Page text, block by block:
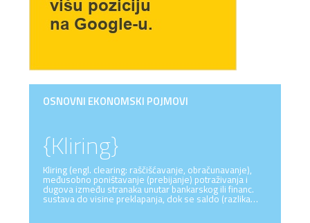
OSNOVNI EKONOMSKI POJMOVI
{Kliring}
Kliring (engl. clearing: raščišćavanje, obračunavanje),
međusobno poništavanje (prebijanje) potraživanja i
dugova između stranaka unutar bankarskog ili financ.
sustava do visine preklapanja, dok se saldo (razlika…